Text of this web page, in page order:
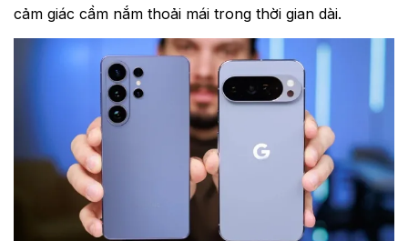
cảm giác cầm nắm thoải mái trong thời gian dài.